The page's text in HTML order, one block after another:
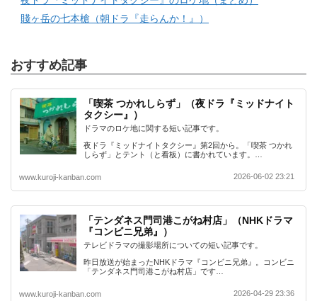
賤ヶ岳の七本槍（朝ドラ『走らんか！』）
おすすめ記事
「喫茶 つかれしらず」（夜ドラ『ミッドナイト
タクシー』）
ドラマのロケ地に関する短い記事です。
夜ドラ『ミッドナイトタクシー』第2回から。「喫茶 つかれ
しらず」とテント（と看板）に書かれています。…
www.kuroji-kanban.com 2026-06-02 23:21
「テンダネス門司港こがね村店」（NHKドラマ
『コンビニ兄弟』）
テレビドラマの撮影場所についての短い記事です。
昨日放送が始まったNHKドラマ『コンビニ兄弟』。コンビニ
「テンダネス門司港こがね村店」です…
www.kuroji-kanban.com 2026-04-29 23:36